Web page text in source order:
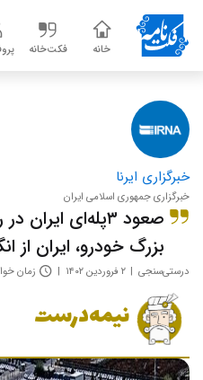
خانه فکت‌خانه
خبرگزاری ایرنا
خبرگزاری جمهوری اسلامی ایران
صعود ۳پله‌ای
بزرگ خودرو، ایران از
درستی‌سنجی ۲ فروردین ۱۴۰۲ زمان
نیمه‌درست